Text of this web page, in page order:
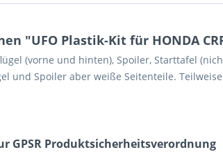
"UFO Plastik-Kit für HONDA
(vorne und hinten), Spoiler, Starttafel
und Spoiler aber weiße Seitenteile.
GPSR Produktsicherheits­verordnung